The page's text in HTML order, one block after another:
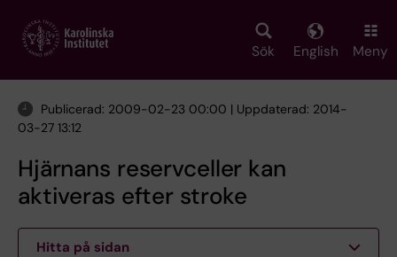
main
Sök English Meny
Publicerad: 2009-02-23 00:00 | Uppdaterad: 2014-
03-27 13:12
Hjärnans reservceller kan
aktiveras efter stroke
Hitta på sidan